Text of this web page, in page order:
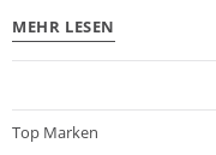
MEHR LESEN
Top Marken